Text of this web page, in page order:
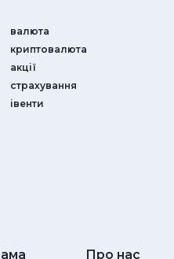
валюта
криптовалюта
акції
страхування
iвенти
Про нас